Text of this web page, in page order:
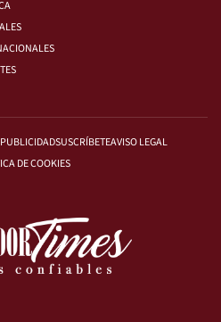
PUBLICIDADSUSCRÍBETEAVISO LEGAL
DE COOKIES